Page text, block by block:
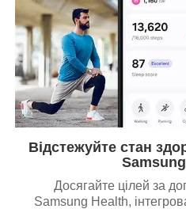
Відстежуйте стан
Досягайте цілей за
Samsung Health,